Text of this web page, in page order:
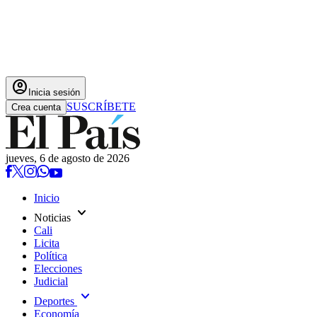
account_circle Inicia sesión
Crea cuenta SUSCRÍBETE
jueves, 6 de agosto de 2026
Inicio
Noticias expand_more
Cali
Licita
Política
Elecciones
Judicial
Deportes expand_more
Economía